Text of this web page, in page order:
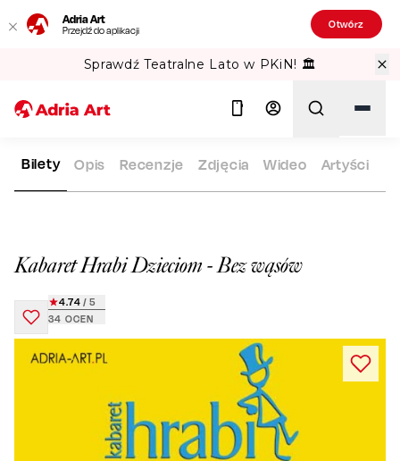
Adria Art
Przejdź do aplikacji Otwórz
Sprawdź Teatralne Lato w PKiN! 🏛️
ADRIA ART REPERTUAR KABARET HRABI DZIECIOM - BEZ
Kabaret Hrabi Dzieciom - Bez wąsów
34 OCEN
4.74 / 5
Bilety Opis Recenzje Zdjęcia Wideo Artyści